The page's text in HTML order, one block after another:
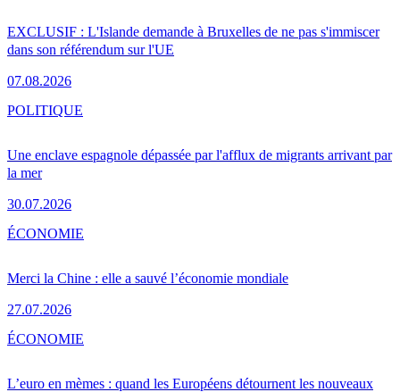
EXCLUSIF : L'Islande demande à Bruxelles de ne pas s'immiscer
dans son référendum sur l'UE
07.08.2026
Une enclave espagnole dépassée par l'afflux de migrants arrivant par
la mer
30.07.2026
POLITIQUE
Merci la Chine : elle a sauvé l’économie mondiale
27.07.2026
ÉCONOMIE
L’euro en mèmes : quand les Européens détournent les nouveaux
ÉCONOMIE